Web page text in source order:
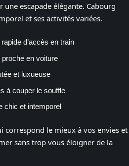
escapade élégante. Cabourg
et ses activités variées.
d’accès en train
proche en voiture
et luxueuse
à couper le souffle
chic et intemporel
correspond le mieux à vos envies et
sans trop vous éloigner de la